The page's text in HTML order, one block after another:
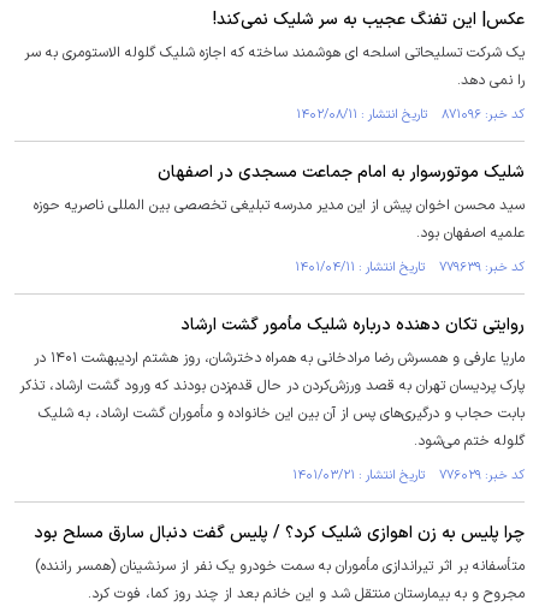
عکس| این تفنگ عجیب به سر شلیک نمی‌کند!
یک شرکت تسلیحاتی اسلحه ای هوشمند ساخته که اجازه شلیک گلوله الاستومری به سر
را نمی دهد.
کد خبر: ۸۷۱۰۹۶ تاریخ انتشار : ۱۴۰۲/۰۸/۱۱
شلیک موتورسوار به امام جماعت مسجدی در اصفهان
سید محسن اخوان پیش از این مدیر مدرسه تبلیغی تخصصی بین المللی ناصریه حوزه
علمیه اصفهان بود.
کد خبر: ۷۷۹۶۳۹ تاریخ انتشار : ۱۴۰۱/۰۴/۱۱
روایتی تکان دهنده درباره شلیک مأمور گشت ارشاد
ماریا عارفی و همسرش رضا مرادخانی به همراه دخترشان، روز هشتم اردیبهشت ۱۴۰۱ در
پارک پردیسان تهران به قصد ورزش‌کردن در حال قدم‌زدن بودند که ورود گشت ارشاد، تذکر
بابت حجاب و درگیری‌های پس از آن بین این خانواده و مأموران گشت ارشاد، به شلیک
گلوله ختم می‌شود.
کد خبر: ۷۷۶۰۲۹ تاریخ انتشار : ۱۴۰۱/۰۳/۲۱
چرا پلیس به زن اهوازی شلیک کرد؟ / پلیس گفت دنبال سارق مسلح بود
متأسفانه بر اثر تیراندازی مأموران به سمت خودرو یک نفر از سرنشینان (همسر راننده)
مجروح و به بیمارستان منتقل شد و این خانم بعد از چند روز کما، فوت کرد.